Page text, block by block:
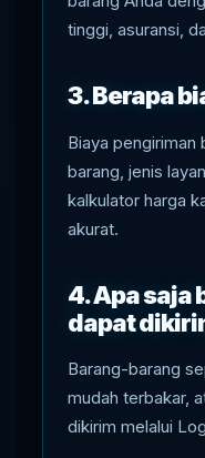
tinggi, asuransi,
3. Berapa
Biaya pengiriman
barang, jenis
kalkulator harga
akurat.
4. Apa saja
dapat
Barang-barang
mudah terbakar,
dikirim melalui